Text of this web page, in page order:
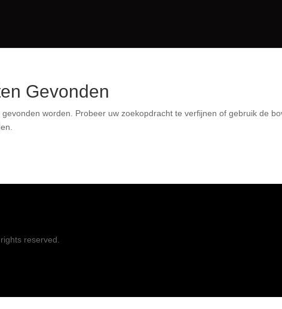
Gevonden
gevonden worden. Probeer uw zoekopdracht te verfijnen of
post te vinden.
rights reserved.